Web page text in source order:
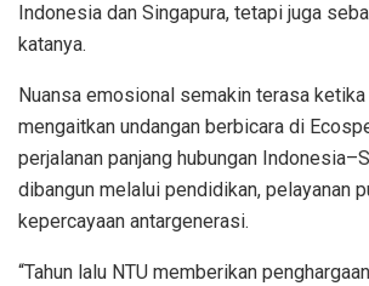
Indonesia dan Singapura, tetapi juga
katanya.
Nuansa emosional semakin terasa
mengaitkan undangan berbicara di
perjalanan panjang hubungan
dibangun melalui pendidikan, pelayanan
kepercayaan antargenerasi.
“Tahun lalu NTU memberikan